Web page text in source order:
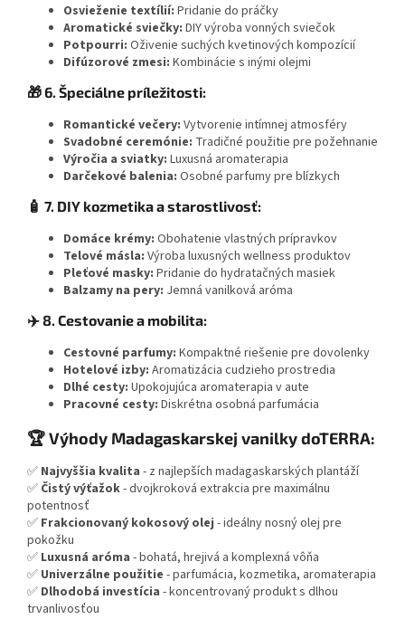
Osvieženie textílií: Pridanie do práčky
Aromatické sviečky: DIY výroba vonných sviečok
Potpourri: Oživenie suchých kvetinových kompozícií
Difúzorové zmesi: Kombinácie s inými olejmi
🎁 6. Špeciálne príležitosti:
Romantické večery: Vytvorenie intímnej atmosféry
Svadobné ceremónie: Tradičné použitie pre požehnanie
Výročia a sviatky: Luxusná aromaterapia
Darčekové balenia: Osobné parfumy pre blízkych
🧴 7. DIY kozmetika a starostlivosť:
Domáce krémy: Obohatenie vlastných prípravkov
Telové másla: Výroba luxusných wellness produktov
Pleťové masky: Pridanie do hydratačných masiek
Balzamy na pery: Jemná vanilková aróma
✈️ 8. Cestovanie a mobilita:
Cestovné parfumy: Kompaktné riešenie pre dovolenky
Hotelové izby: Aromatizácia cudzieho prostredia
Dlhé cesty: Upokojujúca aromaterapia v aute
Pracovné cesty: Diskrétna osobná parfumácia
🏆 Výhody Madagaskarskej vanilky doTERRA:
✅ Najvyššia kvalita - z najlepších madagaskarských plantáží
✅ Čistý výťažok- dvojkroková extrakcia pre maximálnu
potentnosť
✅ Frakcionovaný kokosový olej - ideálny nosný olej pre
pokožku
✅ Luxusná aróma - bohatá, hrejivá a komplexná vôňa
✅ Univerzálne použitie - parfumácia, kozmetika, aromaterapia
✅ Dlhodobá investícia - koncentrovaný produkt s dlhou
trvanlivosťou